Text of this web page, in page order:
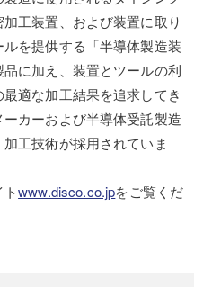
工装置、および装置に取り
を提供する「半導体製造装
に加え、装置とツールの利
適な加工結果を追求してき
カーおよび半導体受託製造
工技術が採用されていま
トwww.disco.co.jpをご覧くだ